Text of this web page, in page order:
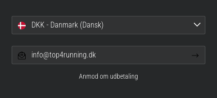
DKK - Danmark (Dansk)
info@top4running.dk
Anmod om udbetaling